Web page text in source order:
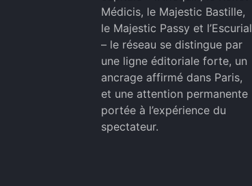
Médicis, le Majestic Bastille,
le Majestic Passy et l’Escurial
– le réseau se distingue par
une ligne éditoriale forte, un
ancrage affirmé dans Paris,
et une attention permanente
portée à l’expérience du
spectateur.